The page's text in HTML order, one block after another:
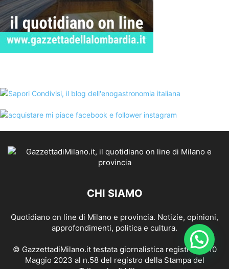
CHI SIAMO
Quotidiano on line di Milano e provincia. Notizie, opinioni,
approfondimenti, politica e cultura.
© GazzettadiMilano.it testata giornalistica registrata il 10
Maggio 2023 al n.58 del registro della Stampa del